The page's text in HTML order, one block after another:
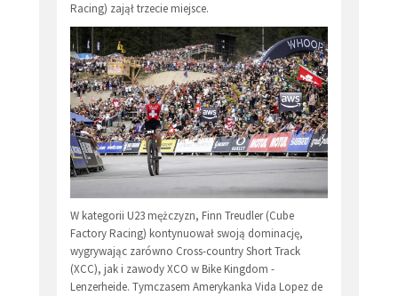
Racing) zajął trzecie miejsce.
W kategorii U23 mężczyzn, Finn Treudler (Cube
Factory Racing) kontynuował swoją dominację,
wygrywając zarówno Cross-country Short Track
(XCC), jak i zawody XCO w Bike Kingdom -
Lenzerheide. Tymczasem Amerykanka Vida Lopez de